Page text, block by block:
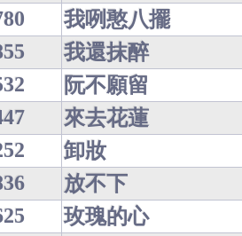
我咧憨八擺
我還抹醉
阮不願留
來去花蓮
卸妝
放不下
玫瑰的心